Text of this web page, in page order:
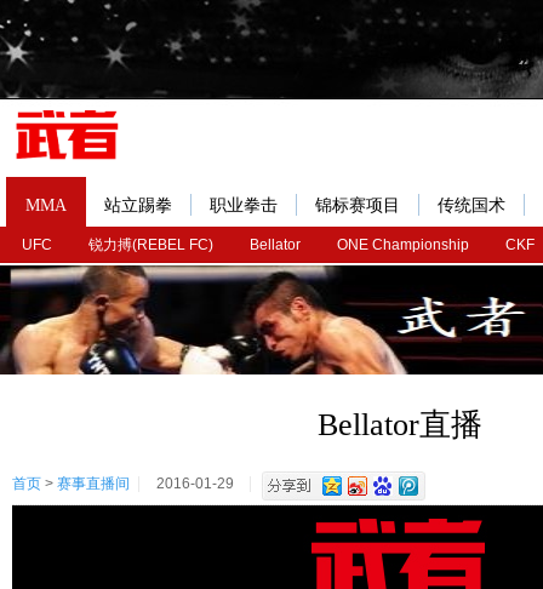
MMA
UFC 锐力搏(REBEL FC) Bellator ONE Championship CKF
站立踢拳 职业拳击 锦标赛项目 传统国术
Bellator直播
首页 > 赛事直播间 2016-01-29